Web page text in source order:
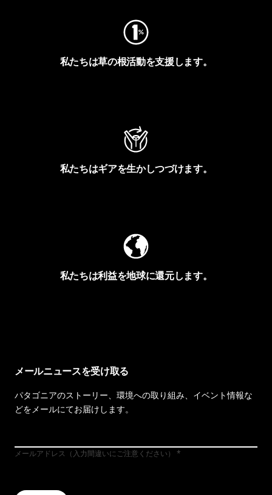
私たちは草の根活動を支援します。
私たちはギアを生かしつづけます。
私たちは利益を地球に還元します。
メールニュースを受け取る
パタゴニアのストーリー、環境への取り組み、イベント情報な
どをメールにてお届けします。
メールアドレス（入力間違いにご注意ください）